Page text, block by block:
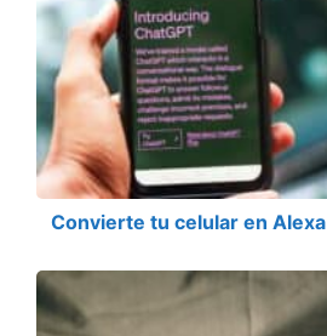
Convierte tu celular en Alexa